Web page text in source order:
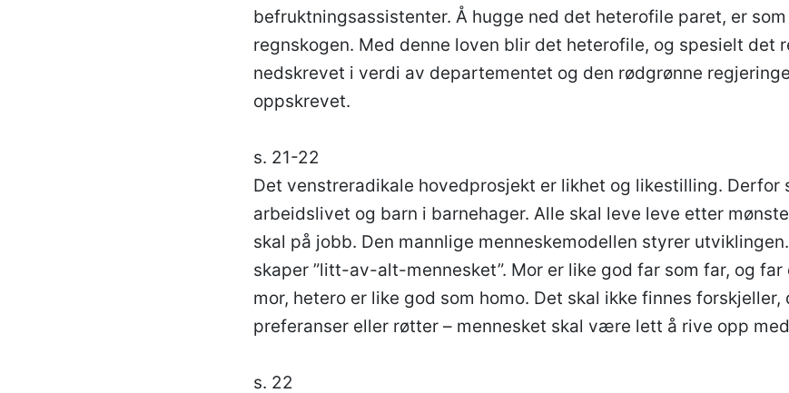
befruktningsassistenter. Å hugge ned det heterofile paret, er
regnskogen. Med denne loven blir det heterofile, og spesielt det
nedskrevet i verdi av departementet og den rødgrønne
oppskrevet.
s. 21-22
Det venstreradikale hovedprosjekt er likhet og likestilling. Derfor
arbeidslivet og barn i barnehager. Alle skal leve leve etter
skal på jobb. Den mannlige menneskemodellen styrer
skaper ”litt-av-alt-mennesket”. Mor er like god far som far, og far
mor, hetero er like god som homo. Det skal ikke finnes forskjeller,
preferanser eller røtter – mennesket skal være lett å rive opp
s. 22